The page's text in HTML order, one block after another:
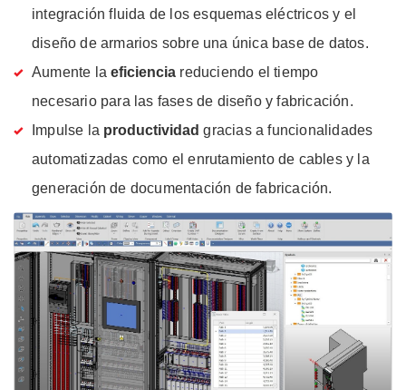
integración fluida de los esquemas eléctricos y el
diseño de armarios sobre una única base de datos.
Aumente laeficiencia reduciendo el tiempo
necesario para las fases de diseño y fabricación.
Impulse la productividad gracias a funcionalidades
automatizadas como el enrutamiento de cables y la
generación de documentación de fabricación.